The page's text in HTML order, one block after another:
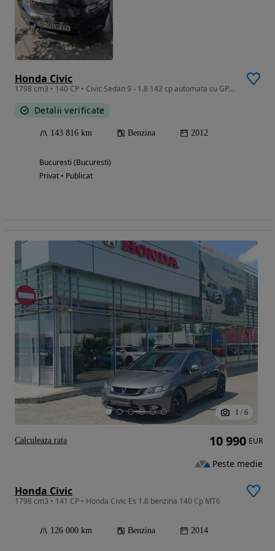
Honda Civic
1798 cm3 • 140 CP • Civic Sedan 9 - 1.8 142 cp automata cu GPL - Motor 2017
Detalii verificate
143 816 km Benzina 2012
Bucuresti (Bucuresti)
Privat • Publicat
1 / 6
Honda Civic
1798 cm3 • 141 CP • Honda Civic Es 1.8 benzina 140 Cp MT6
126 000 km Benzina 2014
10 990 EUR
Peste medie
Calculeaza rata